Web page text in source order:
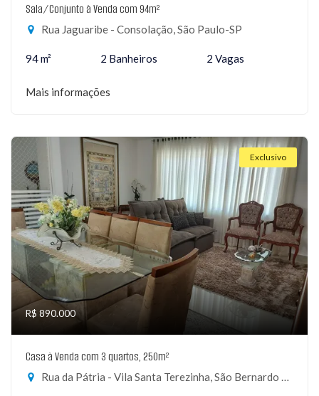
Sala/Conjunto à Venda com 94m²
Rua Jaguaribe - Consolação, São Paulo-SP
94 m² 2 Banheiros 2 Vagas
Mais informações
Exclusivo
R$ 890.000
Casa à Venda com 3 quartos, 250m²
Rua da Pátria - Vila Santa Terezinha, São Bernardo do Campo-SP